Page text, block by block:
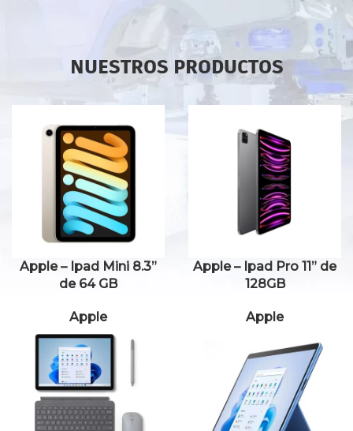
NUESTROS PRODUCTOS
Apple – Ipad Mini 8.3”
de 64 GB
Apple
Apple – Ipad Pro 11” de
128GB
Apple